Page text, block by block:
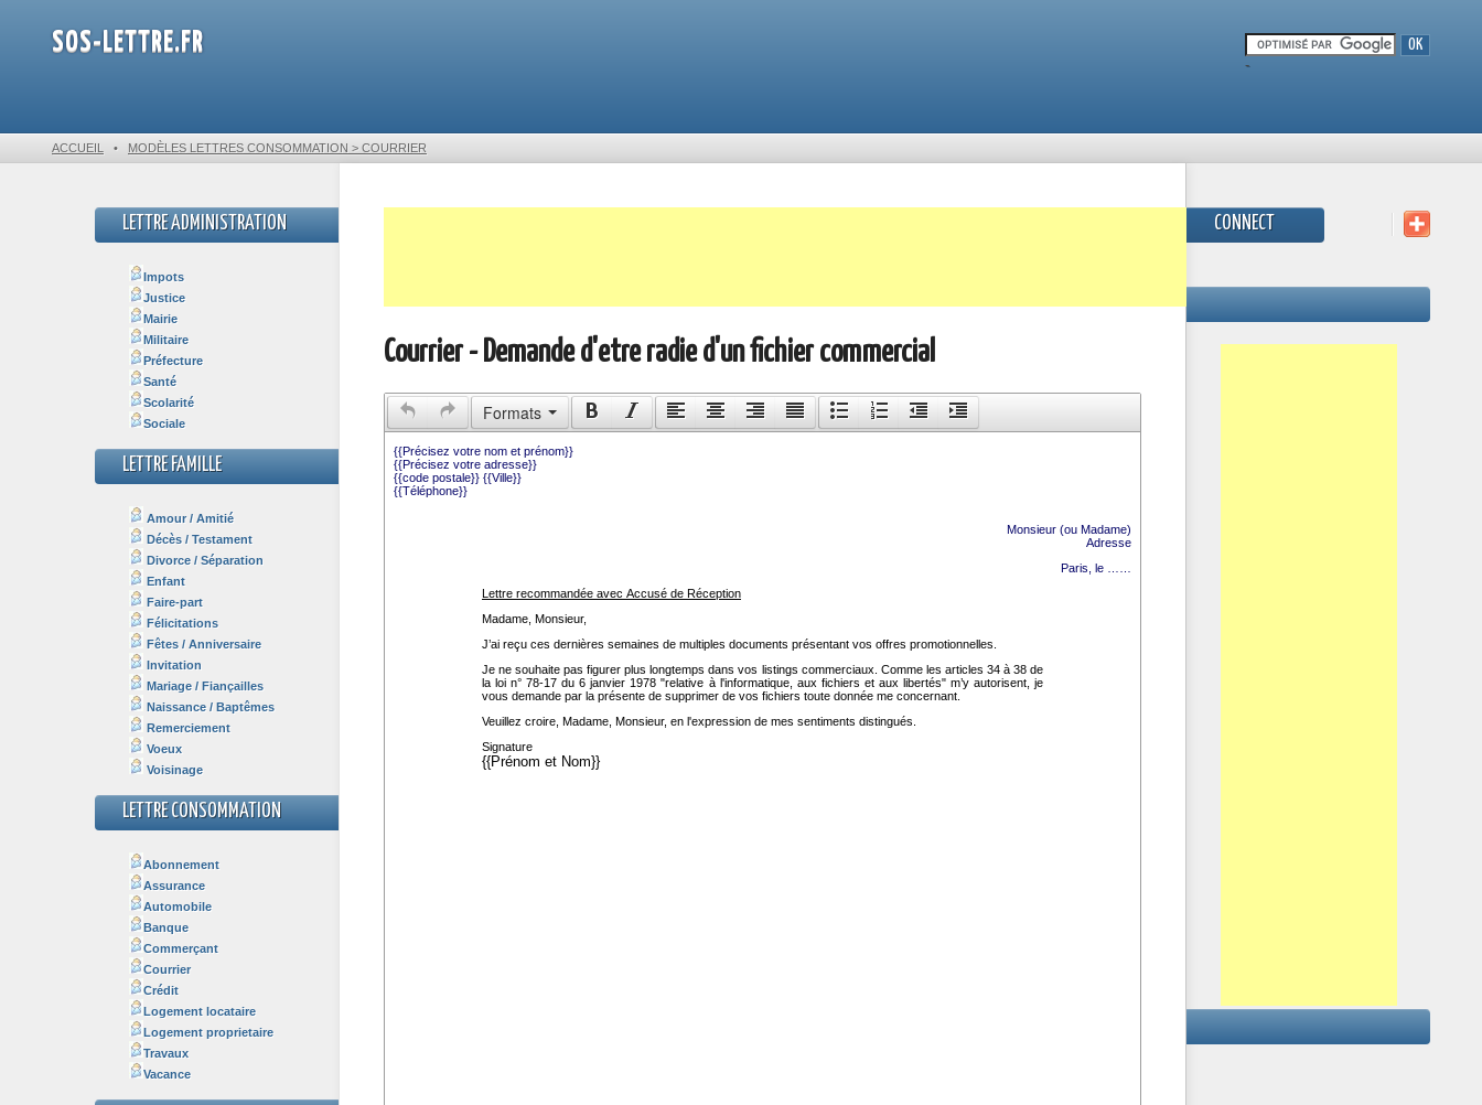
SOS-LETTRE.FR
-
ACCUEIL • MODÈLES LETTRES CONSOMMATION > COURRIER
LETTRE ADMINISTRATION
Impots
Justice
Mairie
Militaire
Préfecture
Santé
Scolarité
Sociale
LETTRE FAMILLE
Amour / Amitié
Décès / Testament
Divorce / Séparation
Enfant
Faire-part
Félicitations
Fêtes / Anniversaire
Invitation
Mariage / Fiançailles
Naissance / Baptêmes
Remerciement
Voeux
Voisinage
LETTRE CONSOMMATION
Abonnement
Assurance
Automobile
Banque
Commerçant
Courrier
Crédit
Logement locataire
Logement proprietaire
Travaux
Vacance
Courrier - Demande d'etre radie d'un fichier commercial
Formats
CONNECT